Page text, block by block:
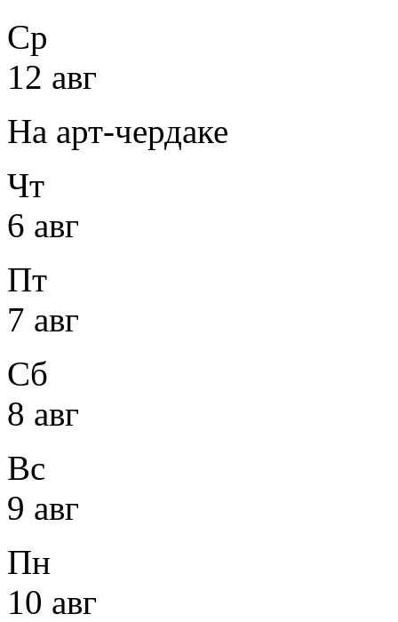
Ср
12 авг
На арт-чердаке
Чт
6 авг
Пт
7 авг
Сб
8 авг
Вс
9 авг
Пн
10 авг